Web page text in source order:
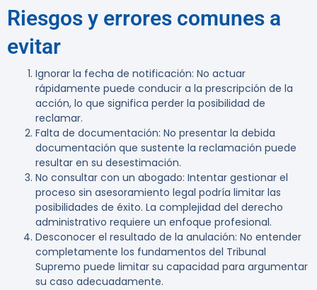
Riesgos y errores comunes a
evitar
Ignorar la fecha de notificación: No actuar
rápidamente puede conducir a la prescripción de la
acción, lo que significa perder la posibilidad de
reclamar.
Falta de documentación: No presentar la debida
documentación que sustente la reclamación puede
resultar en su desestimación.
No consultar con un abogado: Intentar gestionar el
proceso sin asesoramiento legal podría limitar las
posibilidades de éxito. La complejidad del derecho
administrativo requiere un enfoque profesional.
Desconocer el resultado de la anulación: No entender
completamente los fundamentos del Tribunal
Supremo puede limitar su capacidad para argumentar
su caso adecuadamente.